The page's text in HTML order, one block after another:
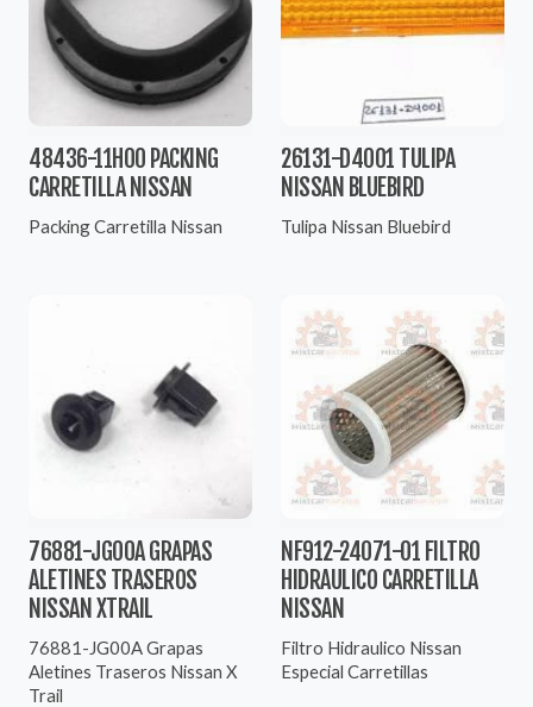
48436-11H00 PACKING
CARRETILLA NISSAN
Packing Carretilla Nissan
26131-D4001 TULIPA
NISSAN BLUEBIRD
Tulipa Nissan Bluebird
76881-JG00A GRAPAS
ALETINES TRASEROS
NISSAN XTRAIL
76881-JG00A Grapas
Aletines Traseros Nissan X
Trail
NF912-24071-01 FILTRO
HIDRAULICO CARRETILLA
NISSAN
Filtro Hidraulico Nissan
Especial Carretillas